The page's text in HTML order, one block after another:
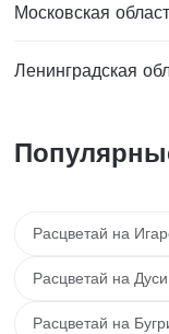
Московская
Ленинградская
Расцветай на
Расцветай на
Расцветай на